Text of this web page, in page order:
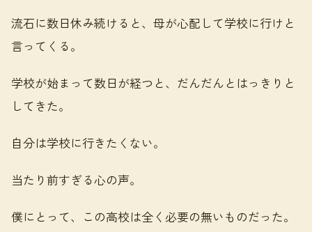
流石に数日休み続けると、母が心配して学校に行けと
言ってくる。
学校が始まって数日が経つと、だんだんとはっきりと
してきた。
自分は学校に行きたくない。
当たり前すぎる心の声。
僕にとって、この高校は全く必要の無いものだった。